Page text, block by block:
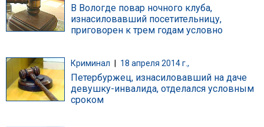
В Вологде повар ночного клуба,
изнасиловавший посетительницу,
приговорен к трем годам условно
Криминал 18 апреля 2014 г.,
Петербуржец, изнасиловавший на даче
девушку-инвалида, отделался условным
сроком